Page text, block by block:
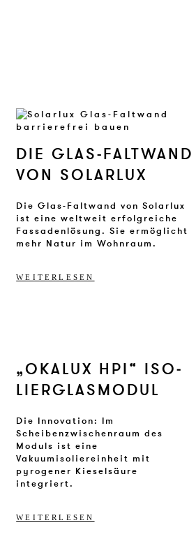
DIE GLAS-FALT­WAND
VON SO­LAR­LUX
Die Glas-Faltwand von Solarlux
ist eine weltweit erfolgreiche
Fassadenlösung. Sie ermöglicht
mehr Natur im Wohnraum.
WEITERLESEN
„OKA­LUX HPI“ ISO­
LIER­GLASMO­DUL
Die Innovation: Im
Scheibenzwischenraum des
Moduls ist eine
Vakuumisoliereinheit mit
pyrogener Kieselsäure
integriert.
WEITERLESEN